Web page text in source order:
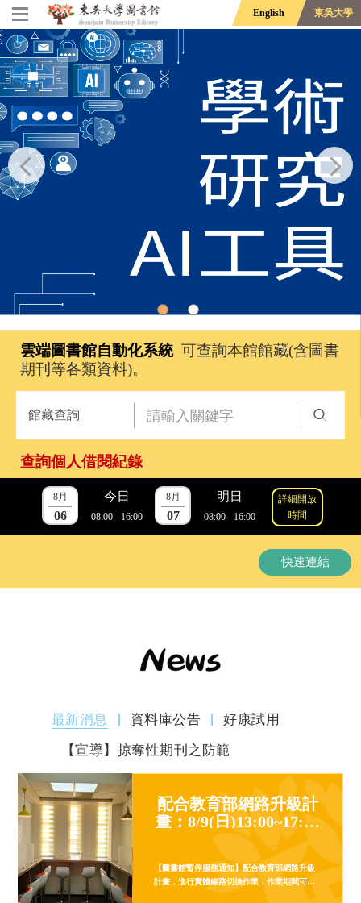
東吳大學
English
雲端圖書館自動化系統 可查詢本館館藏(含圖書
期刊等各類資料)。
館藏查詢
查詢個人借閱紀錄
8月
06
今日
08:00 - 16:00
8月
07
明日
08:00 - 16:00
詳細開放
時間
快速連結
最新消息 資料庫公告
好康試用
【宣導】掠奪性期刊之防範
配合教育部網路升級計
畫：8/9(日)13:00~17:00
圖書館相關網路服務暫
時無法使用